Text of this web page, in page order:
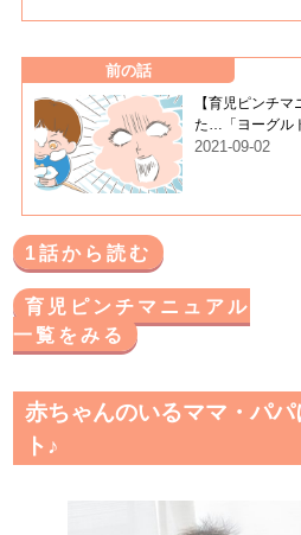
前の話
【育児ピンチ
た…「ヨーグル
2021-09-02
1話から読む
育児ピンチマニュアル
一覧をみる
赤ちゃんのいるママ・パ
ト♪